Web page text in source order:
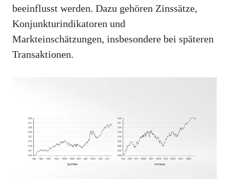
beeinflusst werden. Dazu gehören Zinssätze,
Konjunkturindikatoren und
Markteinschätzungen, insbesondere bei späteren
Transaktionen.